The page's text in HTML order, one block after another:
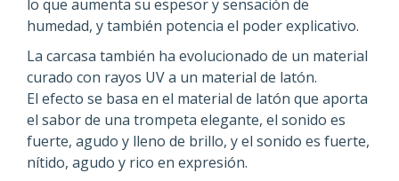
lo que aumenta su espesor y sensación de
humedad, y también potencia el poder explicativo.
La carcasa también ha evolucionado de un material
curado con rayos UV a un material de latón.
El efecto se basa en el material de latón que aporta
el sabor de una trompeta elegante, el sonido es
fuerte, agudo y lleno de brillo, y el sonido es fuerte,
nítido, agudo y rico en expresión.